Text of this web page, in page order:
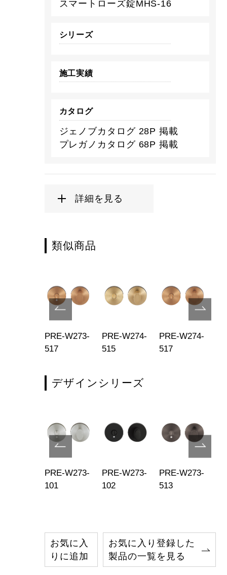
スマートローズ錠MHS-16
シリーズ
施工実績
カタログ
ジェノブカタログ 28P 掲載
プレガノカタログ 68P 掲載
詳細を見る
類似商品
PRE-W273-
517
PRE-W274-
515
PRE-W274-
517
デザインシリーズ
PRE-W273-
101
PRE-W273-
102
PRE-W273-
513
お気に入
りに追加
お気に入り登録した
製品の一覧を見る